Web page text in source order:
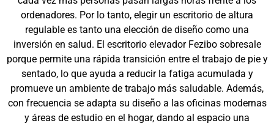
ordenadores. Por lo tanto, elegir un escritorio de altura
regulable es tanto una elección de diseño como una
inversión en salud. El escritorio elevador Fezibo sobresale
porque permite una rápida transición entre el trabajo de pie y
sentado, lo que ayuda a reducir la fatiga acumulada y
promueve un ambiente de trabajo más saludable. Además,
con frecuencia se adapta su diseño a las oficinas modernas
y áreas de estudio en el hogar, dando al espacio una